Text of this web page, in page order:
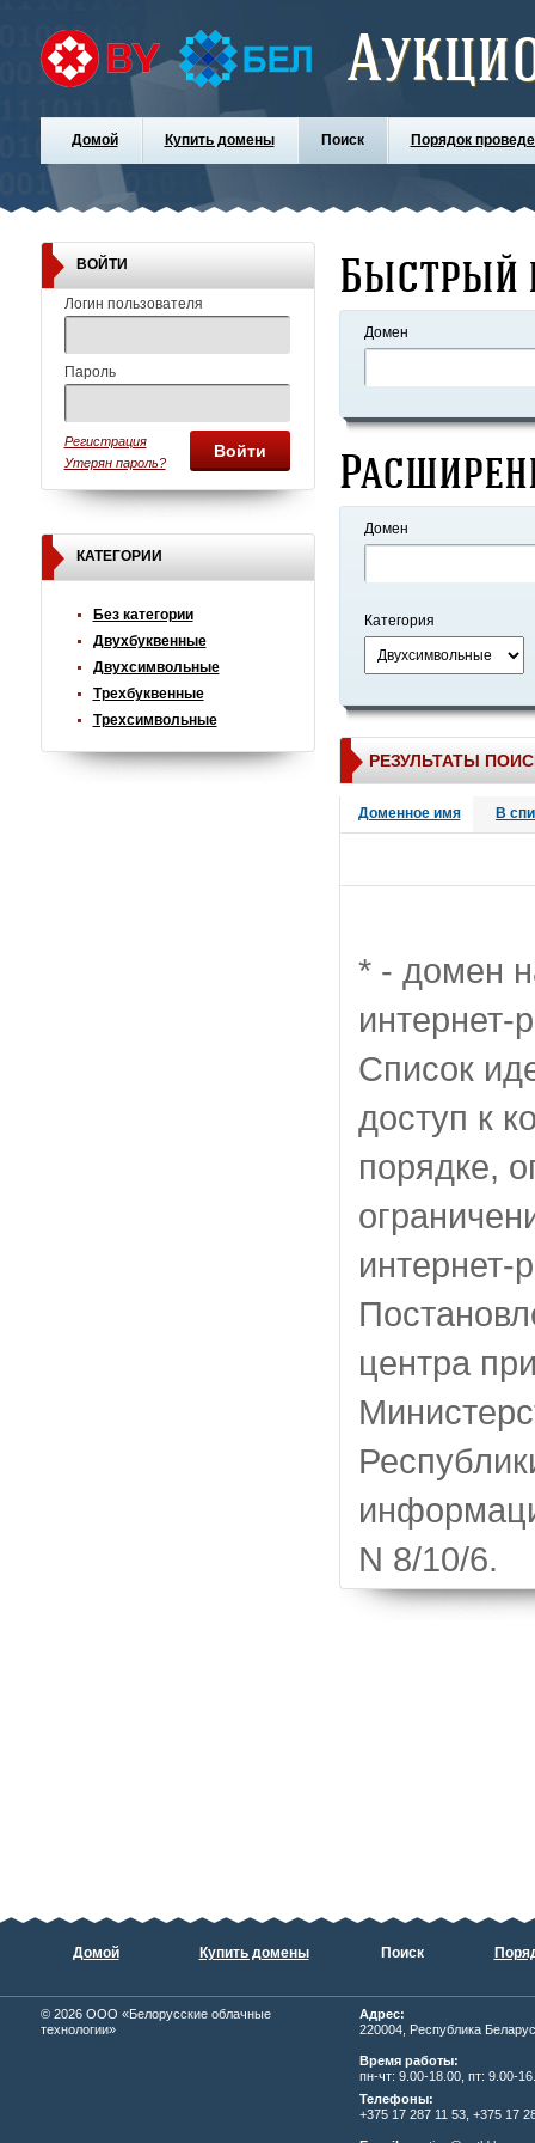
Домой Купить домены Поиск Порядок
ВОЙТИ
Логин пользователя
Пароль
Войти
Регистрация
Утерян пароль?
КАТЕГОРИИ
Без категории
Двухбуквенные
Двухсимвольные
Трехбуквенные
Трехсимвольные
Быстрый
Домен
Домен
Категория
РЕЗУЛЬТАТЫ
Доменное имя В
* - домен
интернет-
Список
доступ к
порядке,
интернет-
центра
N 8/10/6.
Домой Купить домены Поиск
© 2026 ОOО «Белорусские облачные
технологии»
Адрес:
220004, Республика
Время работы:
пн-чт: 9.00-18.00, пт: 9.00-
Телефоны:
+375 17 287 11 53, +375 17